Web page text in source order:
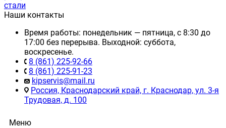
стали
Наши контакты
Время работы: понедельник — пятница, с 8:30 до
17:00 без перерыва. Выходной: суббота,
воскресенье.
8 (861) 225-92-66
8 (861) 225-91-23
kipservis@mail.ru
Россия, Краснодарский край, г. Краснодар, ул. 3-я
Трудовая, д. 100
Меню